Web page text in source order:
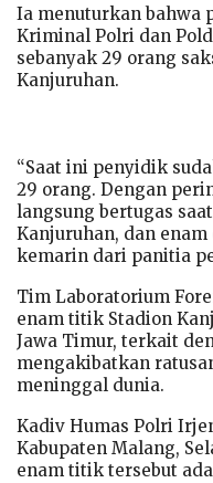
Ia menuturkan bahwa
Kriminal Polri dan
sebanyak 29 orang
Kanjuruhan.
“Saat ini penyidik
29 orang. Dengan
langsung bertugas
Kanjuruhan, dan
kemarin dari panitia
Tim Laboratorium
enam titik Stadion
Jawa Timur, terkait
mengakibatkan
meninggal dunia.
Kadiv Humas Polri
Kabupaten Malang,
enam titik tersebut